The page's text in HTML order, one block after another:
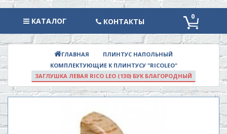
КАТАЛОГ
КАТАЛОГ КОНТАКТЫ
0
ГЛАВНАЯ
ПЛИНТУС НАПОЛЬНЫЙ
КОМПЛЕКТУЮЩИЕ К ПЛИНТУСУ "RICOLEO"
ЗАГЛУШКА ЛЕВАЯ RICO LEO (130) БУК БЛАГОРОДНЫЙ